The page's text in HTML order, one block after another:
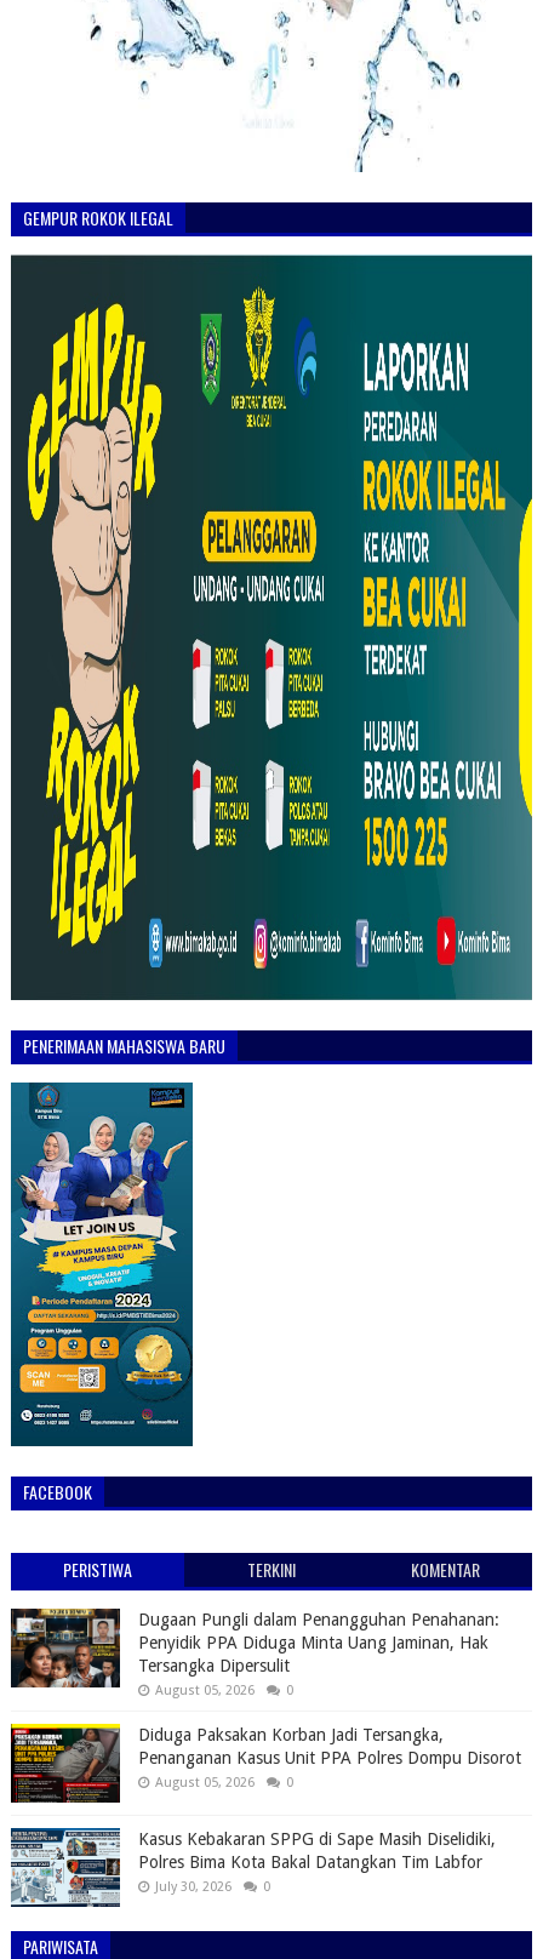
GEMPUR ROKOK ILEGAL
PENERIMAAN MAHASISWA BARU
FACEBOOK
PERISTIWA TERKINI KOMENTAR
Dugaan Pungli dalam Penangguhan Penahanan:
Penyidik PPA Diduga Minta Uang Jaminan, Hak
Tersangka Dipersulit
August 05, 2026 0
Diduga Paksakan Korban Jadi Tersangka,
Penanganan Kasus Unit PPA Polres Dompu Disorot
August 05, 2026 0
Kasus Kebakaran SPPG di Sape Masih Diselidiki,
Polres Bima Kota Bakal Datangkan Tim Labfor
July 30, 2026 0
PARIWISATA